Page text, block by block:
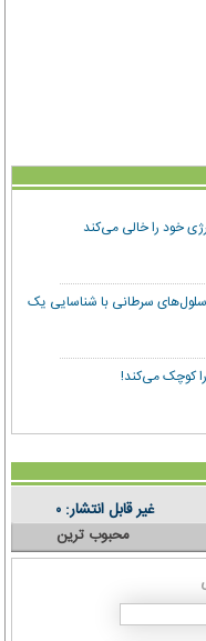
خود را خالی می‌کند
سرطانی با شناسایی یک
را کوچک می‌کند!
غیر قابل انتشار: ۰
محبوب ترین